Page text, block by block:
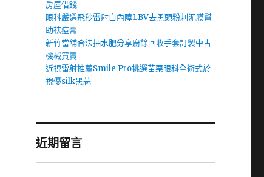
房屋借錢
眼科嚴選飛秒雷射白內障LBV去黑頭粉刺泥膜幫
助祛痘膏
新竹當舖合法抽水肥分享廚餘回收手套訂製中古
機械買賣
近視雷射推薦Smile Pro挑選苗栗眼科全術式於
視優silk黑蒜
近期留言